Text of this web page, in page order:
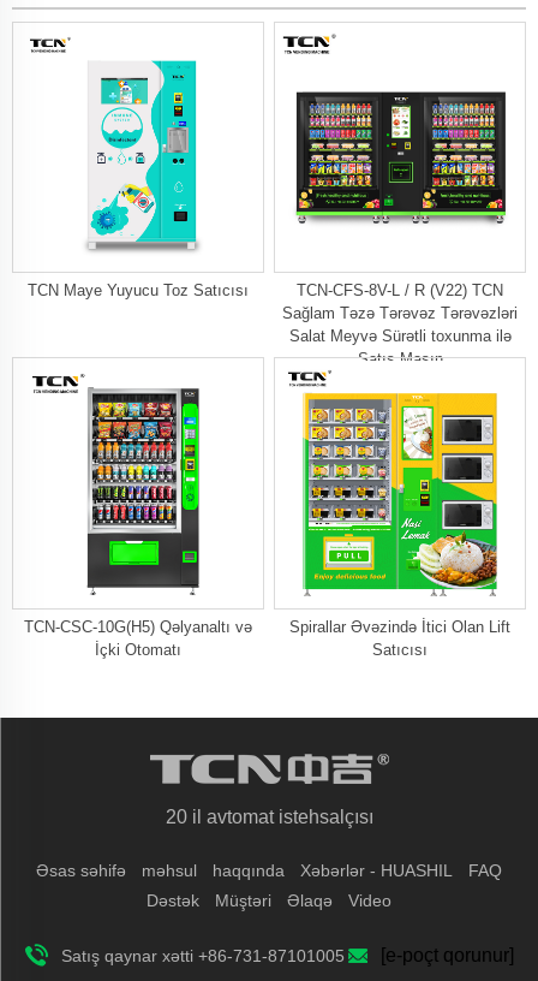
TCN Maye Yuyucu Toz Satıcısı
TCN-CFS-8V-L / R (V22) TCN
Sağlam Təzə Tərəvəz Tərəvəzləri
Salat Meyvə Sürətli toxunma ilə
Satış Maşın
TCN-CSC-10G(H5) Qəlyanaltı və
İçki Otomatı
Spirallar Əvəzində İtici Olan Lift
Satıcısı
20 il avtomat istehsalçısı
Əsas səhifə məhsul haqqında Xəbərlər - HUASHIL
FAQ
Dəstək
Müştəri Əlaqə Video
Satış qaynar xətti +86-731-87101005 [e-poçt qorunur]